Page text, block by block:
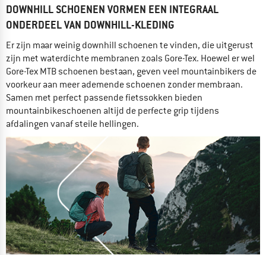
DOWNHILL SCHOENEN VORMEN EEN INTEGRAAL
ONDERDEEL VAN DOWNHILL-KLEDING
Er zijn maar weinig downhill schoenen te vinden, die uitgerust
zijn met waterdichte membranen zoals Gore-Tex. Hoewel er wel
Gore-Tex MTB schoenen bestaan, geven veel mountainbikers de
voorkeur aan meer ademende schoenen zonder membraan.
Samen met perfect passende fietssokken bieden
mountainbikeschoenen altijd de perfecte grip tijdens
afdalingen vanaf steile hellingen.